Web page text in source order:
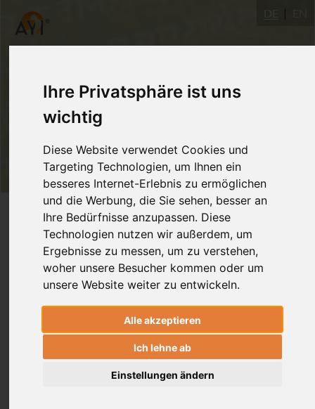
Ihre Privatsphäre ist uns
wichtig
Diese Website verwendet Cookies und
Targeting Technologien, um Ihnen ein
besseres Internet-Erlebnis zu ermöglichen
und die Werbung, die Sie sehen, besser an
Ihre Bedürfnisse anzupassen. Diese
Technologien nutzen wir außerdem, um
Ergebnisse zu messen, um zu verstehen,
woher unsere Besucher kommen oder um
unsere Website weiter zu entwickeln.
Alle akzeptieren
Ich lehne ab
Einstellungen ändern
Login
Passwort vergessen / Registrieren